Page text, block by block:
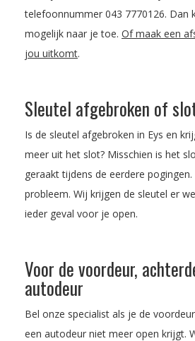
telefoonnummer 043 7770126. Dan
mogelijk naar je toe. Of maak een
jou uitkomt.
Sleutel afgebroken of
Is de sleutel afgebroken in Eys en
meer uit het slot? Misschien is het
geraakt tijdens de eerdere
probleem. Wij krijgen de sleutel er
ieder geval voor je open.
Voor de voordeur,
autodeur
Bel onze specialist als je de
een autodeur niet meer open krijgt.